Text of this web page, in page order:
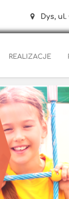
Dys, ul.
REALIZACJE